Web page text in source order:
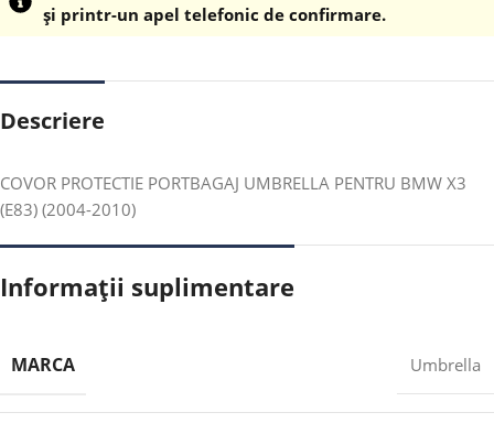
și printr-un apel telefonic de confirmare.
Descriere
COVOR PROTECTIE PORTBAGAJ UMBRELLA PENTRU BMW X3
(E83) (2004-2010)
Informații suplimentare
MARCA Umbrella